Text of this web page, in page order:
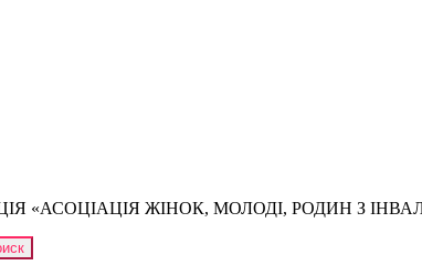
«АСОЦІАЦІЯ ЖІНОК, МОЛОДІ, РОДИН З